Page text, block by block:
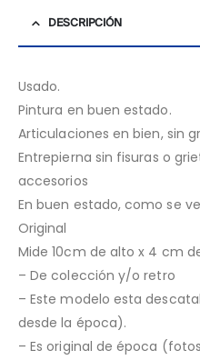
DESCRIPCIÓN
Usado.
Pintura en buen estado.
Articulaciones en bien, sin
Entrepierna sin fisuras o
accesorios
En buen estado, como se
Original
Mide 10cm de alto x 4 cm
– De colección y/o retro
– Este modelo esta
desde la época).
– Es original de época